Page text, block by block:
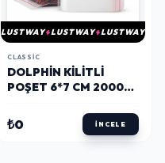
LUSTWAY LUSTWAY LUSTWAY
CLASSIC
DOLPHIN KILITLI
POŞET 6*7 CM 2000
₺0 İNCELE